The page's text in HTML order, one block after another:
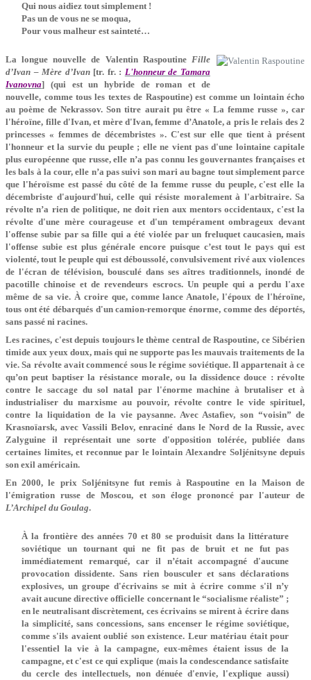
Qui nous aidiez tout simplement !
Pas un de vous ne se moqua,
Pour vous malheur est sainteté…
La longue nouvelle de Valentin Raspoutine Fille
d’Ivan – Mère d’Ivan[tr. fr. : L'honneur de Tamara
Ivanovna] (qui est un hybride de roman et de
nouvelle, comme tous les textes de Raspoutine) est comme un lointain écho
au poème de Nekrassov. Son titre aurait pu être « La femme russe », car
l'héroïne, fille d'Ivan, et mère d'Ivan, femme d’Anatole, a pris le relais des 2
princesses « femmes de décembristes ». C'est sur elle que tient à présent
l'honneur et la survie du peuple ; elle ne vient pas d'une lointaine capitale
plus européenne que russe, elle n’a pas connu les gouvernantes françaises et
les bals à la cour, elle n’a pas suivi son mari au bagne tout simplement parce
que l'héroïsme est passé du côté de la femme russe du peuple, c'est elle la
décembriste d'aujourd'hui, celle qui résiste moralement à l'arbitraire. Sa
révolte n’a rien de politique, ne doit rien aux mentors occidentaux, c'est la
révolte d'une mère courageuse et d'un tempérament ombrageux devant
l'offense subie par sa fille qui a été violée par un freluquet caucasien, mais
l'offense subie est plus générale encore puisque c’est tout le pays qui est
violenté, tout le peuple qui est déboussolé, convulsivement rivé aux violences
de l'écran de télévision, bousculé dans ses aîtres traditionnels, inondé de
pacotille chinoise et de revendeurs escrocs. Un peuple qui a perdu l'axe
même de sa vie. À croire que, comme lance Anatole, l'époux de l'héroïne,
tous ont été débarqués d'un camion-remorque énorme, comme des déportés,
sans passé ni racines.
Les racines, c'est depuis toujours le thème central de Raspoutine, ce Sibérien
timide aux yeux doux, mais qui ne supporte pas les mauvais traitements de la
vie. Sa révolte avait commencé sous le régime soviétique. Il appartenait à ce
qu’on peut baptiser la résistance morale, ou la dissidence douce : révolte
contre le saccage du sol natal par l'énorme machine à brutaliser et à
industrialiser du marxisme au pouvoir, révolte contre le vide spirituel,
contre la liquidation de la vie paysanne. Avec Astafiev, son “voisin” de
Krasnoïarsk, avec Vassili Belov, enraciné dans le Nord de la Russie, avec
Zalyguine il représentait une sorte d'opposition tolérée, publiée dans
certaines limites, et reconnue par le lointain Alexandre Soljénitsyne depuis
son exil américain.
En 2000, le prix Soljénitsyne fut remis à Raspoutine en la Maison de
l'émigration russe de Moscou, et son éloge prononcé par l'auteur de
L’Archipel du Goulag.
À la frontière des années 70 et 80 se produisit dans la littérature
soviétique un tournant qui ne fit pas de bruit et ne fut pas
immédiatement remarqué, car il n’était accompagné d'aucune
provocation dissidente. Sans rien bousculer et sans déclarations
explosives, un groupe d'écrivains se mit à écrire comme s'il n’y
avait aucune directive officielle concernant le “socialisme réaliste” ;
en le neutralisant discrètement, ces écrivains se mirent à écrire dans
la simplicité, sans concessions, sans encenser le régime soviétique,
comme s'ils avaient oublié son existence. Leur matériau était pour
l'essentiel la vie à la campagne, eux-mêmes étaient issus de la
campagne, et c'est ce qui explique (mais la condescendance satisfaite
du cercle des intellectuels, non dénuée d'envie, l'explique aussi)